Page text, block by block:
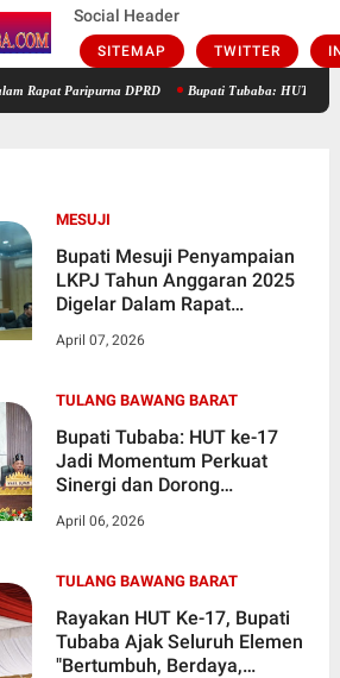
Social Header
SITEMAP TWITTER
LKPJ Tahun Anggaran 2025 Digelar Dalam
MESUJI
Bupati Mesuji Penyampaian
LKPJ Tahun Anggaran 2025
Digelar Dalam Rapat
April 07, 2026
TULANG BAWANG BARAT
Bupati Tubaba: HUT ke-17
Jadi Momentum Perkuat
Sinergi dan Dorong
April 06, 2026
TULANG BAWANG BARAT
Rayakan HUT Ke-17, Bupati
Tubaba Ajak Seluruh Elemen
"Bertumbuh, Berdaya,